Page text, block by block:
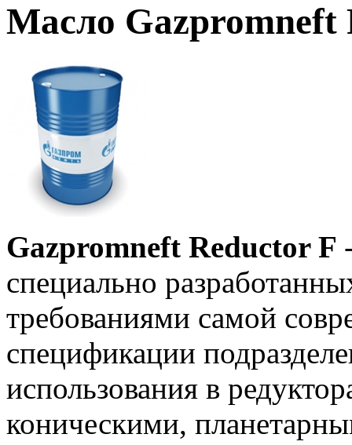
Масло Gazpromneft
Gazpromneft Reductor F
специально
требованиями самой
спецификации
использования в
коническими,